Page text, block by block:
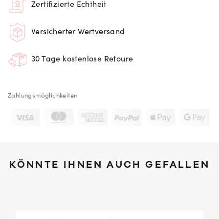
Zertifizierte Echtheit
Versicherter Wertversand
30 Tage kostenlose Retoure
Zahlungsmöglichkeiten
KÖNNTE IHNEN AUCH GEFALLEN